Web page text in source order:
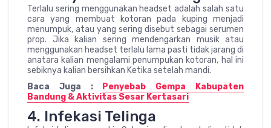
Terlalu sering menggunakan headset adalah salah satu
cara yang membuat kotoran pada kuping menjadi
menumpuk, atau yang sering disebut sebagai serumen
prop. Jika kalian sering mendengarkan musik atau
menggunakan headset terlalu lama pasti tidak jarang di
anatara kalian mengalami penumpukan kotoran, hal ini
sebiknya kalian bersihkan Ketika setelah mandi.
Baca Juga :
Penyebab Gempa Kabupaten
Bandung & Aktivitas Sesar Kertasari
4. Infekasi Telinga